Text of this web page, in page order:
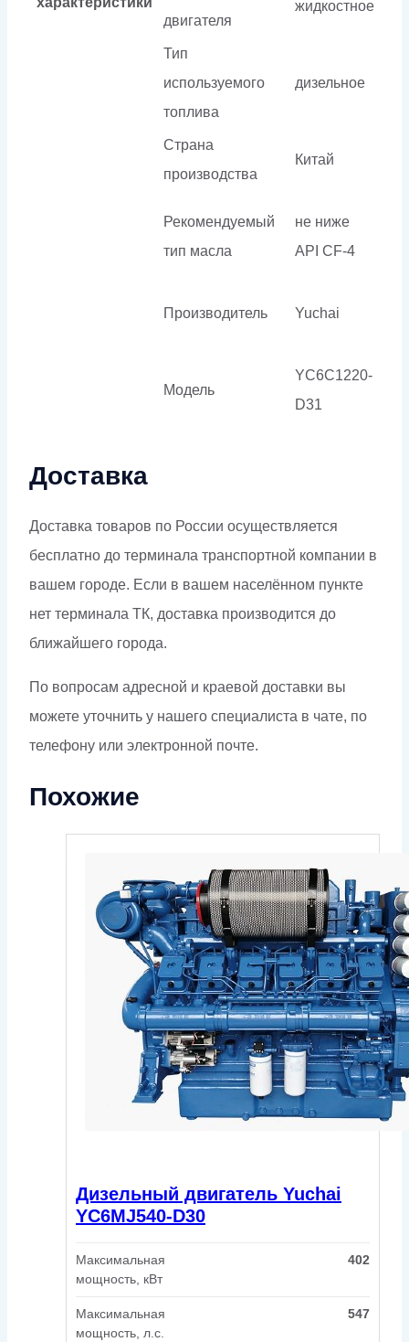
двигателя
жидкостное
Тип
используемого
топлива
дизельное
Страна
производства
Китай
Рекомендуемый
тип масла
не ниже
API CF-4
Производитель Yuchai
Модель
YC6C1220-
D31
Доставка
Доставка товаров по России осуществляется
бесплатно до терминала транспортной компании в
вашем городе. Если в вашем населённом пункте
нет терминала ТК, доставка производится до
ближайшего города.
По вопросам адресной и краевой доставки вы
можете уточнить у нашего специалиста в чате, по
телефону или электронной почте.
Похожие
Дизельный двигатель Yuchai
YC6MJ540-D30
Максимальная
мощность, кВт
402
Максимальная
мощность, л.с.
547